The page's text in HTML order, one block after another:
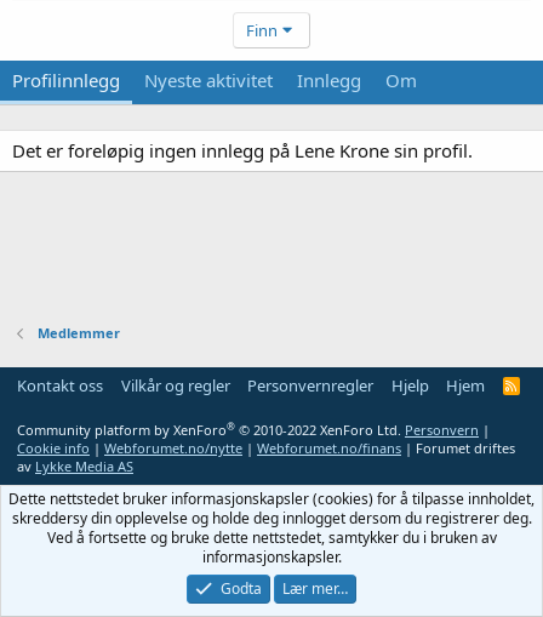
Finn
Profilinnlegg Nyeste aktivitet Innlegg Om
Det er foreløpig ingen innlegg på Lene Krone sin profil.
Medlemmer
Kontakt oss Vilkår og regler Personvernregler Hjelp Hjem
R
Community platform by XenForo® © 2010-2022 XenForo Ltd. Personvern |
Cookie info | Webforumet.no/nytte | Webforumet.no/finans | Forumet driftes
av Lykke Media AS
Dette nettstedet bruker informasjonskapsler (cookies) for å tilpasse innholdet,
skreddersy din opplevelse og holde deg innlogget dersom du registrerer deg.
Ved å fortsette og bruke dette nettstedet, samtykker du i bruken av
informasjonskapsler.
Godta
Lær mer…